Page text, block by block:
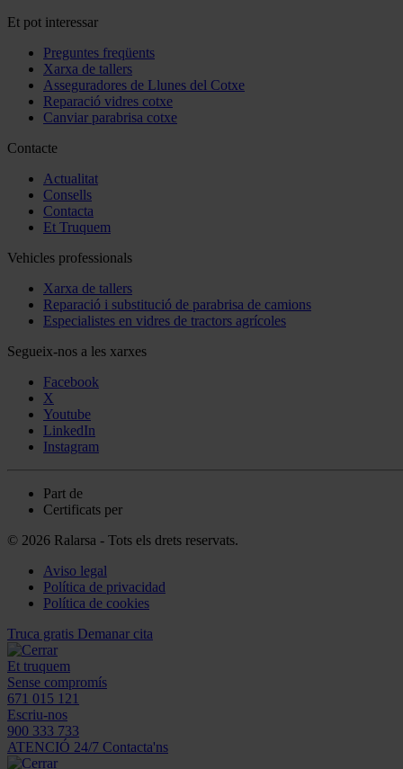
Et pot interessar
Preguntes freqüents
Xarxa de tallers
Asseguradores de Llunes del Cotxe
Reparació vidres cotxe
Canviar parabrisa cotxe
Contacte
Actualitat
Consells
Contacta
Et Truquem
Vehicles professionals
Xarxa de tallers
Reparació i substitució de parabrisa de camions
Especialistes en vidres de tractors agrícoles
Segueix-nos a les xarxes
Facebook
X
Youtube
LinkedIn
Instagram
Part de
Certificats per
© 2026 Ralarsa - Tots els drets reservats.
Aviso legal
Política de privacidad
Política de cookies
Truca gratis Demanar cita
Et truquem
Sense compromís
671 015 121
Escriu-nos
900 333 733
ATENCIÓ 24/7 Contacta'ns